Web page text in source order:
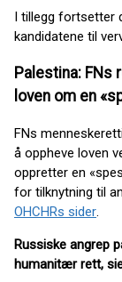
I tillegg fortsetter
kandidatene til
Palestina:
loven om en
FNs
å oppheve loven
oppretter en
for tilknytning til
OHCHRs sider.
Russiske angrep
humanitær rett,